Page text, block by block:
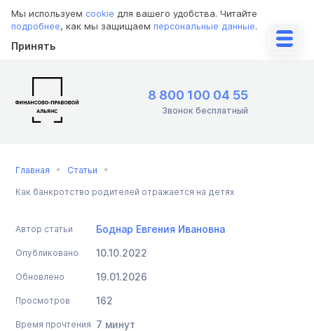
Мы используем cookie для вашего удобства. Читайте
подробнее, как мы защищаем персональные данные.
Принять
8 800 100 04 55
Звонок бесплатный
Главная Статьи
Как банкротство родителей отражается на детях
Автор статьи Боднар Евгения Ивановна
Опубликовано 10.10.2022
Обновлено 19.01.2026
Просмотров 162
Время прочтения 7 минут